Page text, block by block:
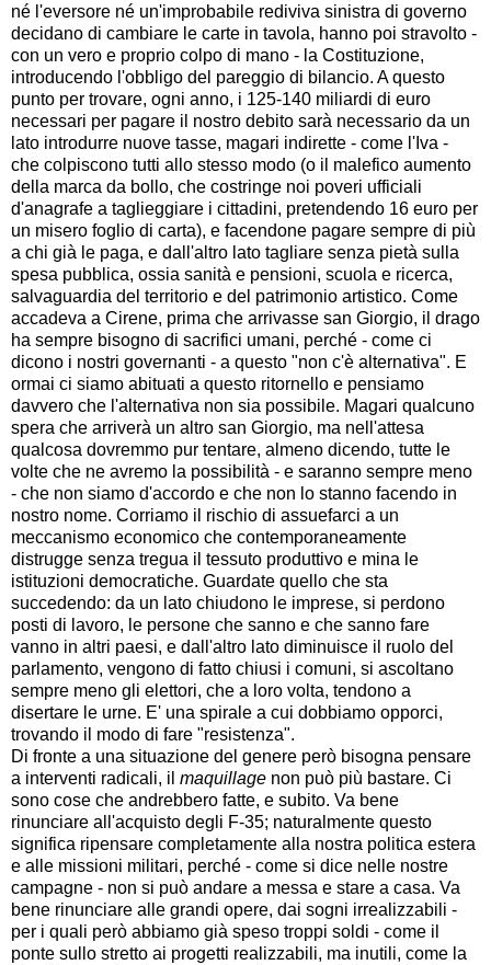
né l'eversore né un'improbabile rediviva sinistra di governo
decidano di cambiare le carte in tavola, hanno poi stravolto -
con un vero e proprio colpo di mano - la Costituzione,
introducendo l'obbligo del pareggio di bilancio. A questo
punto per trovare, ogni anno, i 125-140 miliardi di euro
necessari per pagare il nostro debito sarà necessario da un
lato introdurre nuove tasse, magari indirette - come l'Iva -
che colpiscono tutti allo stesso modo (o il malefico aumento
della marca da bollo, che costringe noi poveri ufficiali
d'anagrafe a taglieggiare i cittadini, pretendendo 16 euro per
un misero foglio di carta), e facendone pagare sempre di più
a chi già le paga, e dall'altro lato tagliare senza pietà sulla
spesa pubblica, ossia sanità e pensioni, scuola e ricerca,
salvaguardia del territorio e del patrimonio artistico. Come
accadeva a Cirene, prima che arrivasse san Giorgio, il drago
ha sempre bisogno di sacrifici umani, perché - come ci
dicono i nostri governanti - a questo "non c'è alternativa". E
ormai ci siamo abituati a questo ritornello e pensiamo
davvero che l'alternativa non sia possibile. Magari qualcuno
spera che arriverà un altro san Giorgio, ma nell'attesa
qualcosa dovremmo pur tentare, almeno dicendo, tutte le
volte che ne avremo la possibilità - e saranno sempre meno
- che non siamo d'accordo e che non lo stanno facendo in
nostro nome. Corriamo il rischio di assuefarci a un
meccanismo economico che contemporaneamente
distrugge senza tregua il tessuto produttivo e mina le
istituzioni democratiche. Guardate quello che sta
succedendo: da un lato chiudono le imprese, si perdono
posti di lavoro, le persone che sanno e che sanno fare
vanno in altri paesi, e dall'altro lato diminuisce il ruolo del
parlamento, vengono di fatto chiusi i comuni, si ascoltano
sempre meno gli elettori, che a loro volta, tendono a
disertare le urne. E' una spirale a cui dobbiamo opporci,
trovando il modo di fare "resistenza".
Di fronte a una situazione del genere però bisogna pensare
a interventi radicali, il maquillage non può più bastare. Ci
sono cose che andrebbero fatte, e subito. Va bene
rinunciare all'acquisto degli F-35; naturalmente questo
significa ripensare completamente alla nostra politica estera
e alle missioni militari, perché - come si dice nelle nostre
campagne - non si può andare a messa e stare a casa. Va
bene rinunciare alle grandi opere, dai sogni irrealizzabili -
per i quali però abbiamo già speso troppi soldi - come il
ponte sullo stretto ai progetti realizzabili, ma inutili, come la